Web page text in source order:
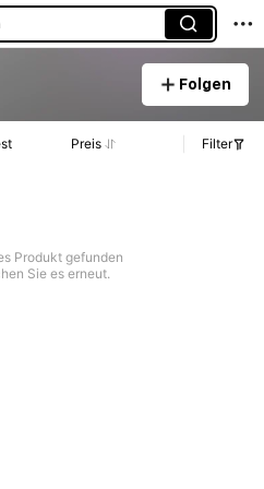
Folgen
Preis Filter
Produkt gefunden
Sie es erneut.